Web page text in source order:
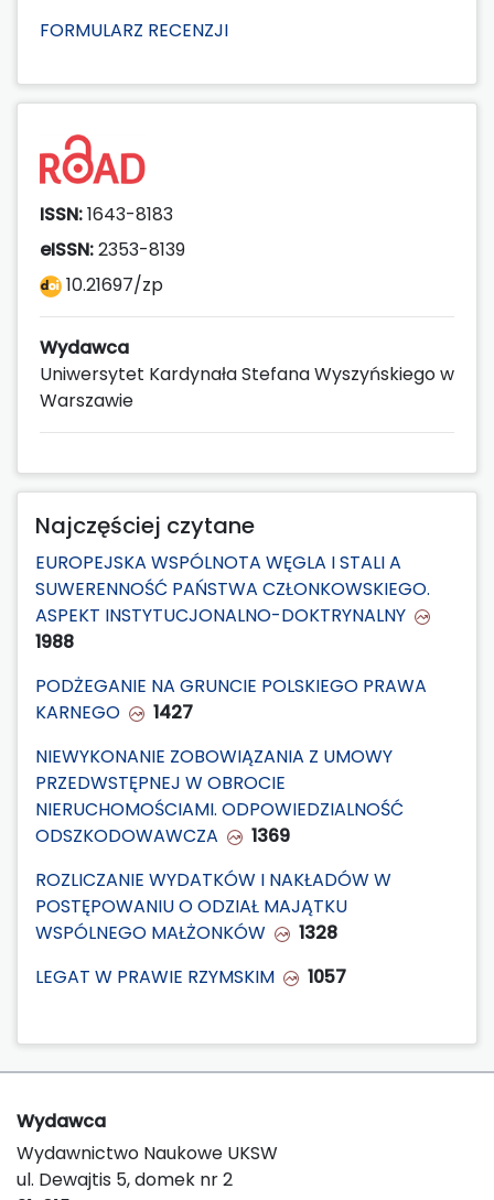
FORMULARZ RECENZJI
ISSN:1643-8183
eISSN:2353-8139
10.21697/zp
Wydawca
Uniwersytet Kardynała Stefana Wyszyńskiego w
Warszawie
Najczęściej czytane
EUROPEJSKA WSPÓLNOTA WĘGLA I STALI A
SUWERENNOŚĆ PAŃSTWA CZŁONKOWSKIEGO.
ASPEKT INSTYTUCJONALNO-DOKTRYNALNY
1988
PODŻEGANIE NA GRUNCIE POLSKIEGO PRAWA
KARNEGO
1427
NIEWYKONANIE ZOBOWIĄZANIA Z UMOWY
PRZEDWSTĘPNEJ W OBROCIE
NIERUCHOMOŚCIAMI. ODPOWIEDZIALNOŚĆ
ODSZKODOWAWCZA
1369
ROZLICZANIE WYDATKÓW I NAKŁADÓW W
POSTĘPOWANIU O ODZIAŁ MAJĄTKU
WSPÓLNEGO MAŁŻONKÓW
1328
LEGAT W PRAWIE RZYMSKIM
1057
Wydawca
Wydawnictwo Naukowe UKSW
ul. Dewajtis 5, domek nr 2